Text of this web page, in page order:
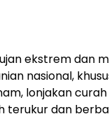
ekstrem dan
nasional,
lonjakan curah
terukur dan